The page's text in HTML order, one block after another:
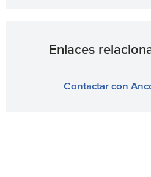
Enlaces
Contactar con